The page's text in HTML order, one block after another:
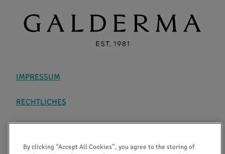
IMPRESSUM
RECHTLICHES
By clicking “Accept All Cookies”, you agree to the storing of